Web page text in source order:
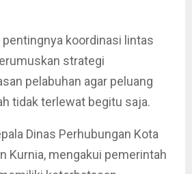
koordinasi lintas
strategi
pelabuhan agar peluang
tidak terlewat begitu saja.
Dinas Perhubungan Kota
Kurnia, mengakui pemerintah